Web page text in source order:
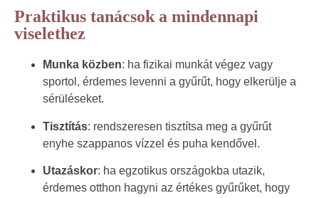
Praktikus tanácsok a mindennapi
viselethez
Munka közben: ha fizikai munkát végez vagy
sportol, érdemes levenni a gyűrűt, hogy elkerülje a
sérüléseket.
Tisztítás: rendszeresen tisztítsa meg a gyűrűt
enyhe szappanos vízzel és puha kendővel.
Utazáskor: ha egzotikus országokba utazik,
érdemes otthon hagyni az értékes gyűrűket, hogy